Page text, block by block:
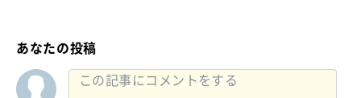
あなたの投稿